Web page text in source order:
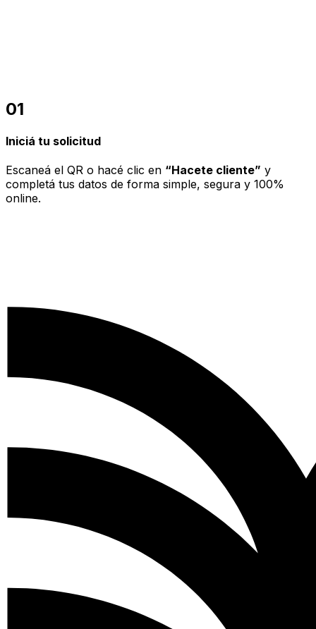
01
Iniciá tu solicitud
Escaneá el QR o hacé clic en “Hacete cliente” y
completá tus datos de forma simple, segura y 100%
online.